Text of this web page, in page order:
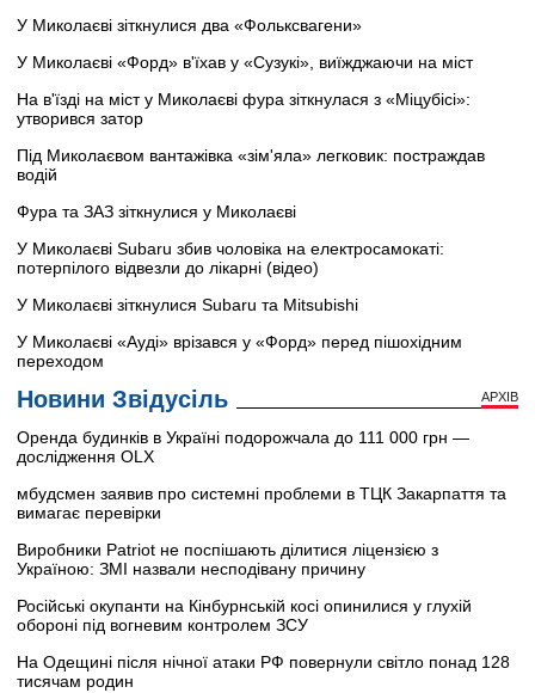
У Миколаєві зіткнулися два «Фольксвагени»
У Миколаєві «Форд» в'їхав у «Сузукі», виїжджаючи на міст
На в'їзді на міст у Миколаєві фура зіткнулася з «Міцубісі»:
утворився затор
Під Миколаєвом вантажівка «зім'яла» легковик: постраждав
водій
Фура та ЗАЗ зіткнулися у Миколаєві
У Миколаєві Subaru збив чоловіка на електросамокаті:
потерпілого відвезли до лікарні (відео)
У Миколаєві зіткнулися Subaru та Mitsubishi
У Миколаєві «Ауді» врізався у «Форд» перед пішохідним
переходом
Новини Звідусіль АРХІВ
Оренда будинків в Україні подорожчала до 111 000 грн —
дослідження OLX
мбудсмен заявив про системні проблеми в ТЦК Закарпаття та
вимагає перевірки
Виробники Patriot не поспішають ділитися ліцензією з
Україною: ЗМІ назвали несподівану причину
Російські окупанти на Кінбурнській косі опинилися у глухій
обороні під вогневим контролем ЗСУ
На Одещині після нічної атаки РФ повернули світло понад 128
тисячам родин